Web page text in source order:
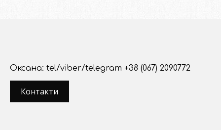
Оксана: tel/viber/telegram +38 (067) 2090772
Контакти